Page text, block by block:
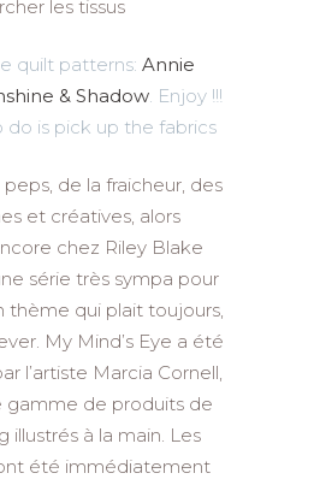
les tissus
quilt patterns: Annie
& Shadow. Enjoy !!!
do is pick up the fabrics
de la fraicheur, des
et créatives, alors
chez Riley Blake
série très sympa pour
thème qui plait toujours,
My Mind’s Eye a été
l’artiste Marcia Cornell,
gamme de produits de
illustrés à la main. Les
été immédiatement